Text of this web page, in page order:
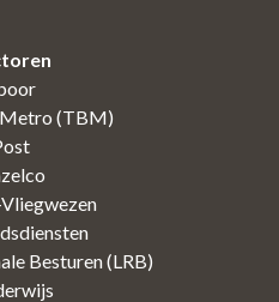
(TBM)
Besturen (LRB)